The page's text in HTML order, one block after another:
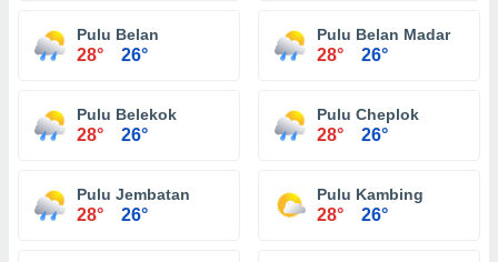
Pulu Belan
28° 26°
Pulu Belan Madar
28° 26°
Pulu Belekok
28° 26°
Pulu Cheplok
28° 26°
Pulu Jembatan
28° 26°
Pulu Kambing
28° 26°